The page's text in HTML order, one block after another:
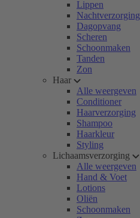
Lippen
Nachtverzorging
Dagopvang
Scheren
Schoonmaken
Tanden
Zon
Haar
Alle weergeven
Conditioner
Haarverzorging
Shampoo
Haarkleur
Styling
Lichaamsverzorging
Alle weergeven
Hand & Voet
Lotions
Oliën
Schoonmaken